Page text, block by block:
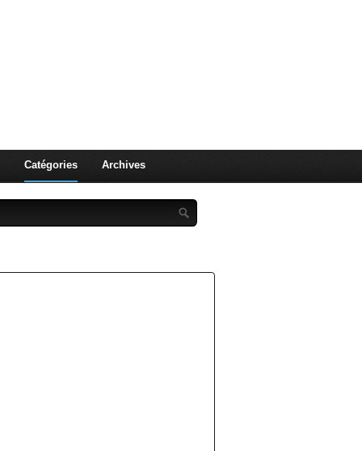
Catégories Archives